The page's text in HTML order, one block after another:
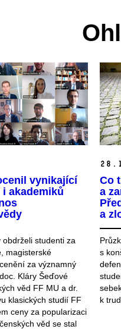
vynikající
akademiků
studenti za
magisterské
za významný
Kláry Šeďové
věd FF MU a dr.
klasických studií FF
ceny za popularizaci
věd se stal
28.
Co
a
a
s
k